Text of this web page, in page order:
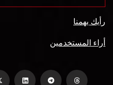
رأيك يهمنا
أراء المستخدمين